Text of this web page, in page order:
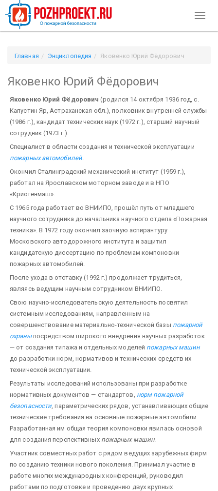
Главная Энциклопедия Яковенко Юрий Фёдорович
Яковенко Юрий Фёдорович
Яковенко Юрий Фёдорович (родился 14 октября 1936 год, с.
Капустин Яр, Астраханская обл.), полковник внутренней службы
(1986 г.), кандидат технических наук (1972 г.), старший научный
сотрудник (1973 г.).
Специалист в области создания и технической эксплуатации
пожарных автомобилей.
Окончил Сталинградский механический институт (1959 г.),
работал на Ярославском моторном заводе и в НПО
«Криогенмаш».
С 1965 года работает во ВНИИПО, прошёл путь от младшего
научного сотрудника до начальника научного отдела «Пожарная
техника». В 1972 году окончил заочную аспирантуру
Московского автодорожного института и защитил
кандидатскую диссертацию по проблемам компоновки
пожарных автомобилей.
После ухода в отставку (1992 г.) продолжает трудиться,
являясь ведущим научным сотрудником ВНИИПО.
Свою научно-исследовательскую деятельность посвятил
системным исследованиям, направленным на
совершенствование материально-технической базы пожарной
охраныпосредством широкого внедрения научных разработок
— от создания типажа и отдельных моделей пожарных машин
до разработки норм, нормативов и технических средств их
технической эксплуатации.
Результаты исследований использованы при разработке
нормативных документов — стандартов, норм пожарной
безопасности, параметрических рядов, устанавливающих общие
технические требования на основные пожарные автомобили.
Разработанная им общая теория компоновки явилась основой
для создания перспективных пожарных машин.
Участник совместных работ с рядом ведущих зарубежных фирм
по созданию техники нового поколения. Принимал участие в
работе многих международных конференций, руководил
работами по подготовке и проведению двух крупных